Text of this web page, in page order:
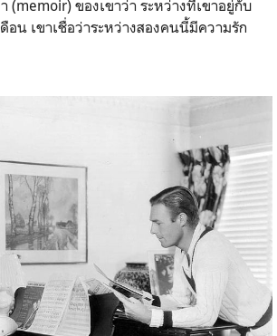
(memoir) ของเขาว่า ระหว่างที่เขาอยู่กับ
อน เขาเชื่อว่าระหว่างสองคนนี้มีความรัก